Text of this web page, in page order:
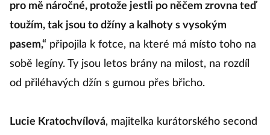
pro mě náročné, protože jestli po něčem zrovna teď
toužím, tak jsou to džíny a kalhoty s vysokým
pasem,“ připojila k fotce, na které má místo toho na
sobě legíny. Ty jsou letos brány na milost, na rozdíl
od přiléhavých džín s gumou přes břicho.
Lucie Kratochvílová, majitelka kurátorského second